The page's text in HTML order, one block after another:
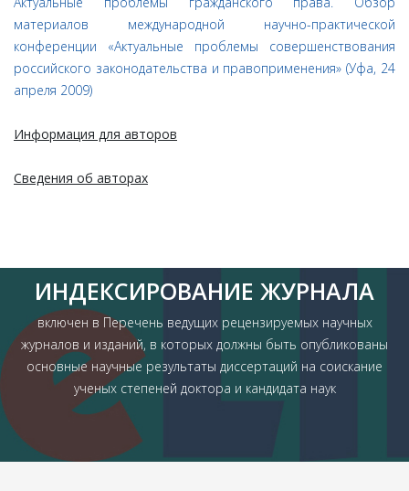
материалов международной научно-практической
конференции «Актуальные проблемы совершенствования
российского законодательства и правоприменения» (Уфа, 24
апреля 2009)
Информация для авторов
Сведения об авторах
ИНДЕКСИРОВАНИЕ ЖУРНАЛА
включен в Перечень ведущих рецензируемых научных
журналов и изданий, в которых должны быть опубликованы
основные научные результаты диссертаций на соискание
ученых степеней доктора и кандидата наук